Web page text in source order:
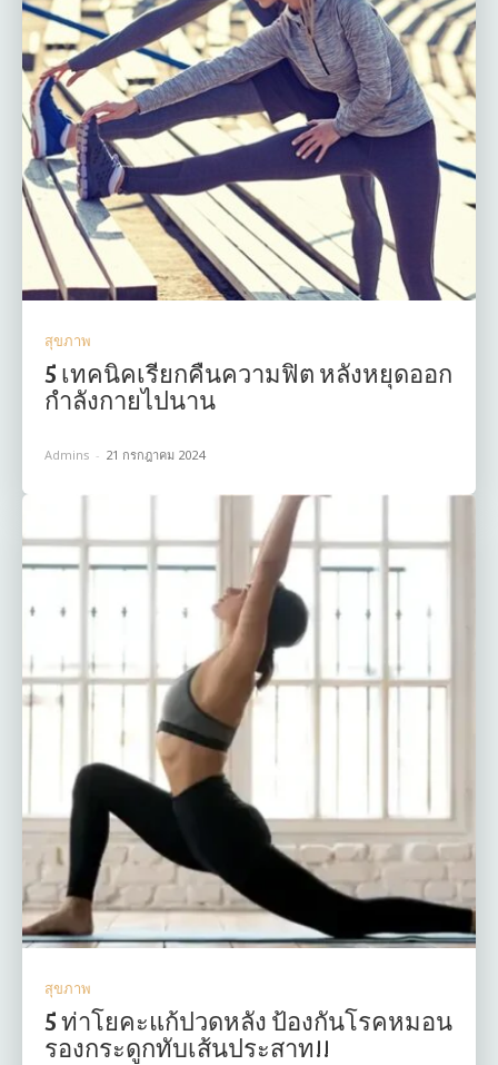
สุขภาพ
5 เทคนิคเรียกคืนความฟิต หลังหยุดออก
กำลังกายไปนาน
Admins - 21 กรกฎาคม 2024
สุขภาพ
5 ท่าโยคะแก้ปวดหลัง ป้องกันโรคหมอน
รองกระดูกทับเส้นประสาท!!